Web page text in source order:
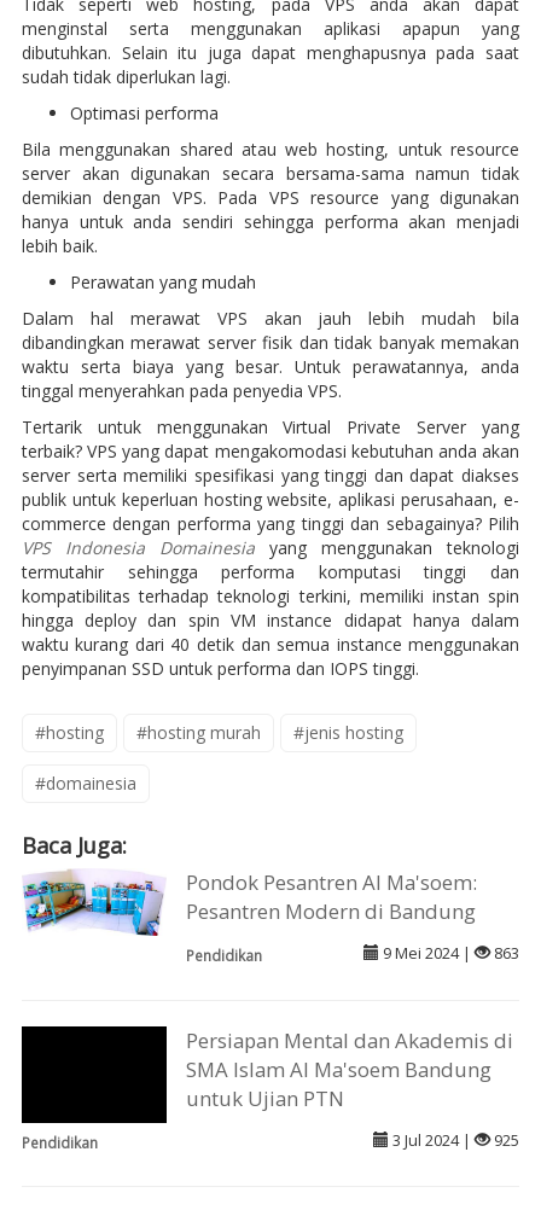
menginstal serta menggunakan aplikasi apapun yang
dibutuhkan. Selain itu juga dapat menghapusnya pada saat
sudah tidak diperlukan lagi.
Optimasi performa
Bila menggunakan shared atau web hosting, untuk resource
server akan digunakan secara bersama-sama namun tidak
demikian dengan VPS. Pada VPS resource yang digunakan
hanya untuk anda sendiri sehingga performa akan menjadi
lebih baik.
Perawatan yang mudah
Dalam hal merawat VPS akan jauh lebih mudah bila
dibandingkan merawat server fisik dan tidak banyak memakan
waktu serta biaya yang besar. Untuk perawatannya, anda
tinggal menyerahkan pada penyedia VPS.
Tertarik untuk menggunakan Virtual Private Server yang
terbaik? VPS yang dapat mengakomodasi kebutuhan anda akan
server serta memiliki spesifikasi yang tinggi dan dapat diakses
publik untuk keperluan hosting website, aplikasi perusahaan, e-
commerce dengan performa yang tinggi dan sebagainya? Pilih
VPS Indonesia Domainesiayang menggunakan teknologi
termutahir sehingga performa komputasi tinggi dan
kompatibilitas terhadap teknologi terkini, memiliki instan spin
hingga deploy dan spin VM instance didapat hanya dalam
waktu kurang dari 40 detik dan semua instance menggunakan
penyimpanan SSD untuk performa dan IOPS tinggi.
#hosting #hosting murah #jenis hosting
#domainesia
Baca Juga:
Pondok Pesantren Al Ma'soem:
Pesantren Modern di Bandung
Pendidikan 9 Mei 2024 | 863
Persiapan Mental dan Akademis di
SMA Islam Al Ma'soem Bandung
untuk Ujian PTN
Pendidikan 3 Jul 2024 | 925